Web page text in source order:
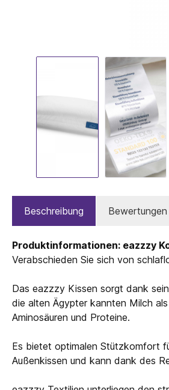
Beschreibung Bewertungen
Produktinformationen: eazzzy
Verabschieden Sie sich von
Das eazzzy Kissen sorgt dank
die alten Ägypter kannten Milch
Aminosäuren und Proteine.
Es bietet optimalen Stützkomfort
Außenkissen und kann dank des